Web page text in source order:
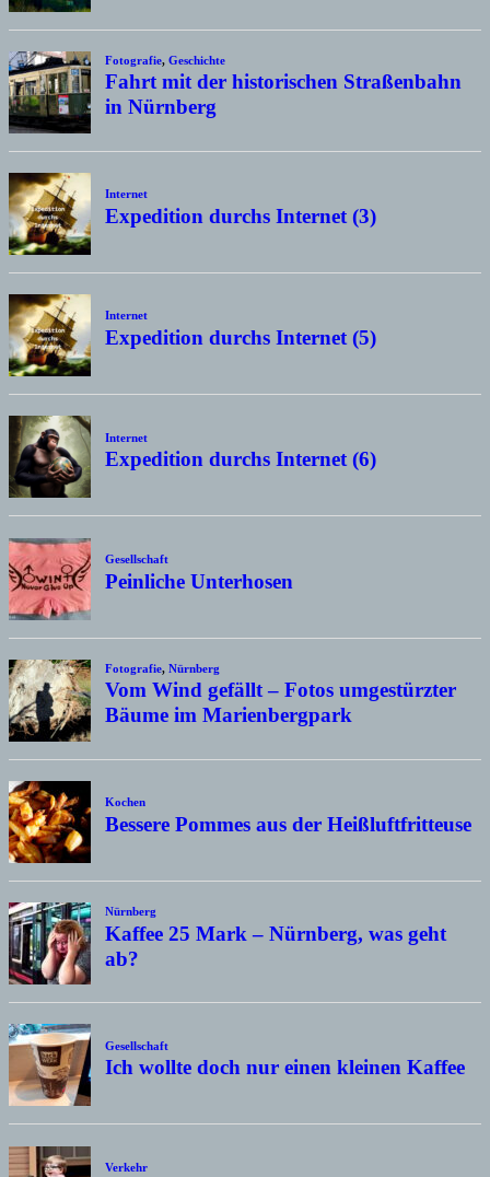
Fotografie, Geschichte
Fahrt mit der historischen Straßenbahn
in Nürnberg
Internet
Expedition durchs Internet (3)
Internet
Expedition durchs Internet (5)
Internet
Expedition durchs Internet (6)
Gesellschaft
Peinliche Unterhosen
Fotografie, Nürnberg
Vom Wind gefällt – Fotos umgestürzter
Bäume im Marienbergpark
Kochen
Bessere Pommes aus der Heißluftfritteuse
Nürnberg
Kaffee 25 Mark – Nürnberg, was geht
ab?
Gesellschaft
Ich wollte doch nur einen kleinen Kaffee
Verkehr